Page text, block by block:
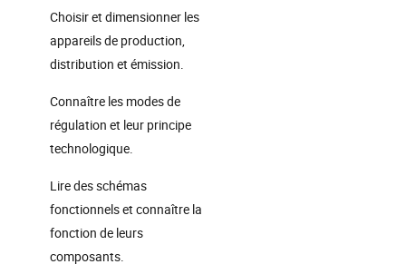
Choisir et dimensionner les
appareils de production,
distribution et émission.
Connaître les modes de
régulation et leur principe
technologique.
Lire des schémas
fonctionnels et connaître la
fonction de leurs
composants.